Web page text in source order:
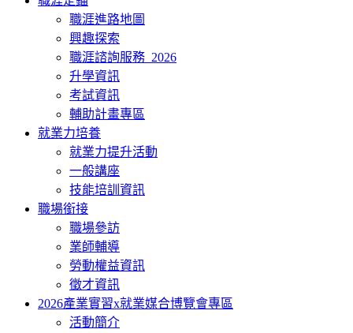
職涯進路地圖
興趣探索
職涯諮詢服務_2026
升學資訊
考試資訊
輔助計畫專區
就業力培養
就業力提升活動
一般講座
技能培訓資訊
職場銜接
職場參訪
業師輔導
勞動權益資訊
徵才資訊
2026產業實習x就業媒合博覽會專區
活動簡介